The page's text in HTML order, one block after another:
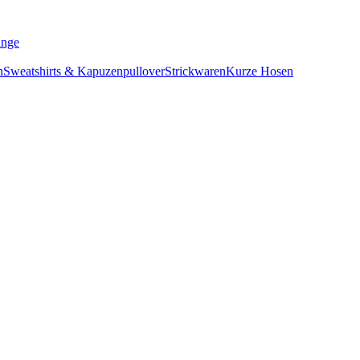
Sweatshirts & KapuzenpulloverStrickwarenKurze